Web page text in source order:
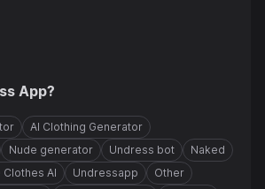
App?
AI Clothing Generator
Nude generator Undress bot
Naked
Clothes AI Undressapp
Other